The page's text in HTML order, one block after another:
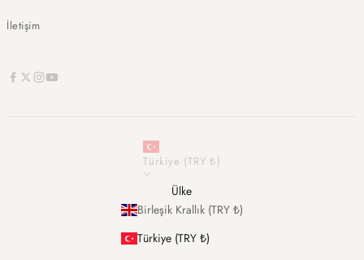
İletişim
Türkiye (TRY ₺)
Ülke
Birleşik Krallık (TRY ₺)
Türkiye (TRY ₺)